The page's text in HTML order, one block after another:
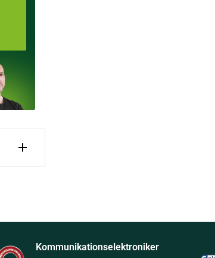
Kommunikationselektroniker